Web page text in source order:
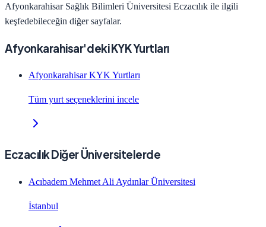
Afyonkarahisar Sağlık Bilimleri Üniversitesi Eczacılık ile ilgili
keşfedebileceğin diğer sayfalar.
Afyonkarahisar'deki KYK Yurtları
Afyonkarahisar KYK Yurtları
Tüm yurt seçeneklerini incele
Eczacılık Diğer Üniversitelerde
Acıbadem Mehmet Ali Aydınlar Üniversitesi
İstanbul